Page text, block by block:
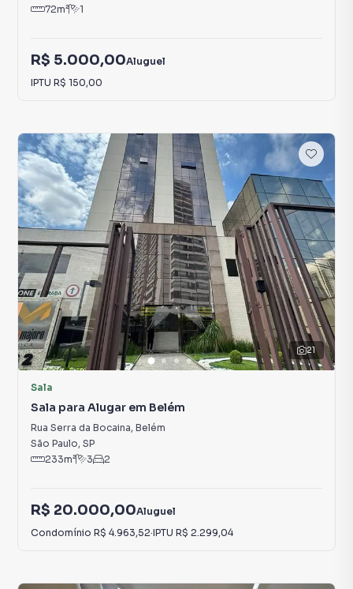
72m² 1
R$ 5.000,00Aluguel
IPTU R$ 150,00
21
Sala
Sala para Alugar em Belém
Rua Serra da Bocaina, Belém
São Paulo, SP
233m² 3 2
R$ 20.000,00Aluguel
Condomínio R$ 4.963,52·IPTU R$ 2.299,04